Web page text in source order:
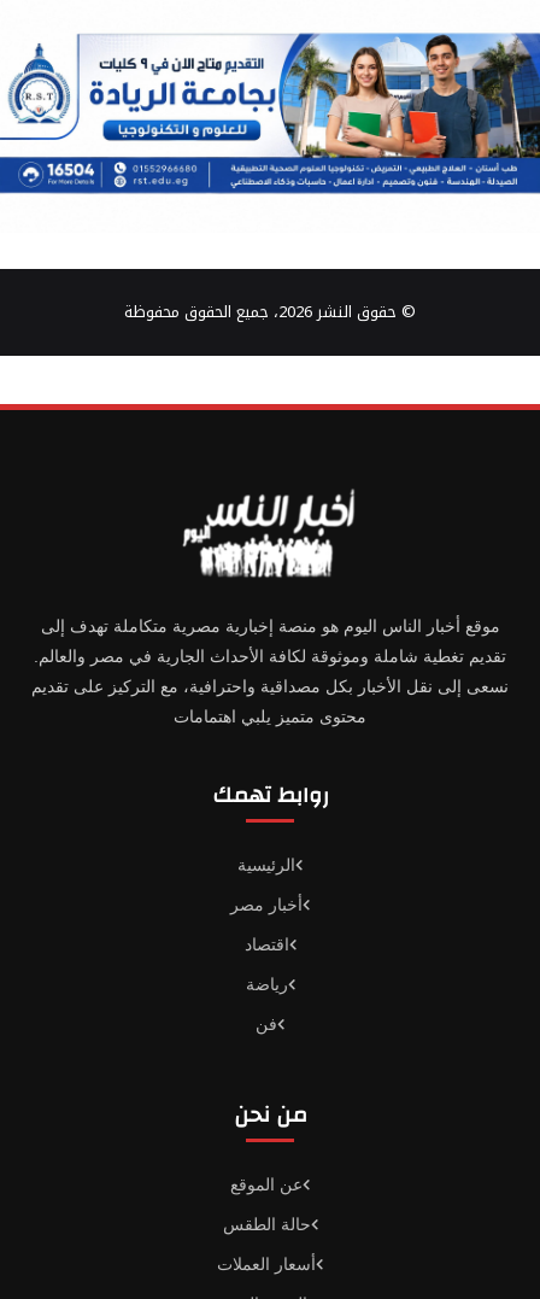
© حقوق النشر 2026، جميع الحقوق محفوظة
موقع أخبار الناس اليوم هو منصة إخبارية مصرية متكاملة تهدف إلى
تقديم تغطية شاملة وموثوقة لكافة الأحداث الجارية في مصر والعالم.
نسعى إلى نقل الأخبار بكل مصداقية واحترافية، مع التركيز على تقديم
محتوى متميز يلبي اهتمامات
روابط تهمك
الرئيسية
أخبار مصر
اقتصاد
رياضة
فن
من نحن
عن الموقع
حالة الطقس
أسعار العملات